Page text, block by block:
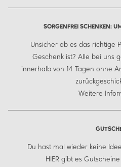
SORGENFREI SCHENKEN:
Unsicher ob es das richtige
Geschenk ist? Alle bei uns
innerhalb von 14 Tagen ohne
Weitere
Du hast mal wieder keine
HIER gibt es